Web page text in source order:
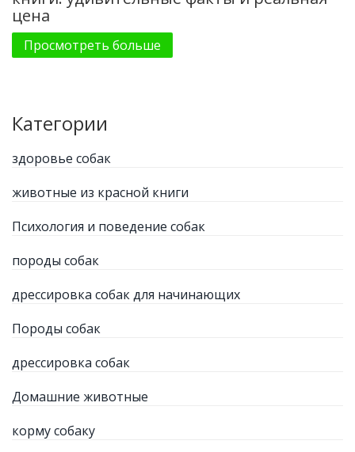
цена
Просмотреть больше
Категории
здоровье собак
животные из красной книги
Психология и поведение собак
породы собак
дрессировка собак для начинающих
Породы собак
дрессировка собак
Домашние животные
корму собаку